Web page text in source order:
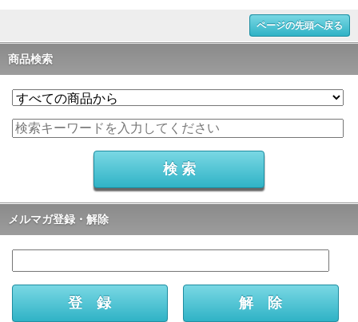
ページの先頭へ戻る
商品検索
メルマガ登録・解除